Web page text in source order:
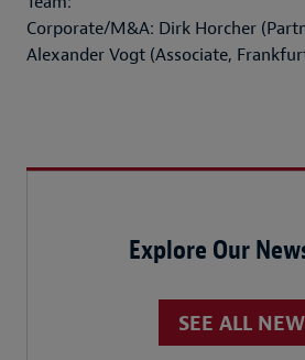
Corporate/M&A: Dirk Horcher
Alexander Vogt (Associate,
Explore Our
SEE ALL